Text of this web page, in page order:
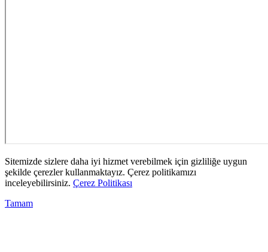
Sitemizde sizlere daha iyi hizmet verebilmek için gizliliğe uygun
şekilde çerezler kullanmaktayız. Çerez politikamızı
inceleyebilirsiniz. Çerez Politikası
Tamam